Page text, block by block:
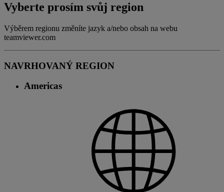
Vyberte prosím svůj region
Výběrem regionu změníte jazyk a/nebo obsah na webu
teamviewer.com
NAVRHOVANÝ REGION
Americas